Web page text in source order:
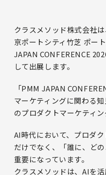
クラスメソッド株式会社
京ポートシティ竹芝 ポー
JAPAN CONFERENCE
して出展します。
「PMM JAPAN
マーケティングに関わる
のプロダクトマーケティン
AI時代において、プロダ
だけでなく、「誰に、ど
重要になっています。
クラスメソッドは、AIを